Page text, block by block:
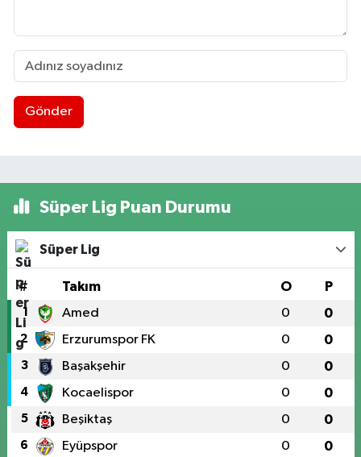
Gönder
Süper Lig Puan Durumu
Süper Lig
# Takım O P
1 Amed 0 0
2 Erzurumspor FK 0 0
3 Başakşehir 0 0
4 Kocaelispor 0 0
5 Beşiktaş 0 0
6 Eyüpspor 0 0